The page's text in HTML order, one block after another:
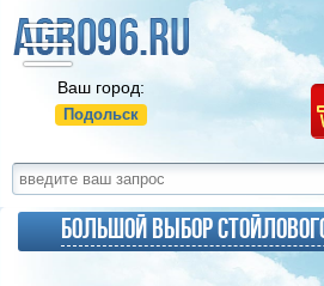
Ваш город:
Подольск
Большой выбор